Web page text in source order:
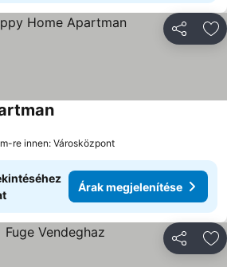
Árak megjelenítése
re innen: Városközpont
Árak megjelenítése